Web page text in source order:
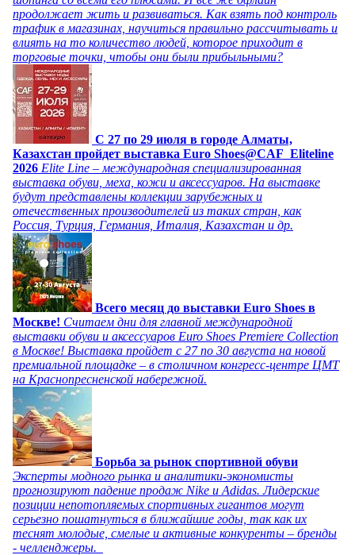
продолжает жить и развиваться. Как взять под контроль
трафик в магазинах, научиться правильно рассчитывать и
влиять на то количество людей, которое приходит в
торговые точки, чтобы они были прибыльными?
C 27 по 29 июля в городе Алматы,
Казахстан пройдет выставка Euro Shoes@CAF_Eliteline
2026 Elite Line – международная специализированная
выставка обуви, меха, кожи и аксессуаров. На выставке
будут представлены коллекции зарубежных и
отечественных производителей из таких стран, как
Россия, Турция, Германия, Италия, Казахстан и др.
Всего месяц до выставки Euro Shoes в
Москве! Считаем дни для главной международной
выставки обуви и аксессуаров Euro Shoes Premiere Collection
в Москве! Выставка пройдет с 27 по 30 августа на новой
премиальной площадке – в столичном конгресс-центре ЦМТ
на Краснопресненской набережной.
Борьба за рынок спортивной обуви
Эксперты модного рынка и аналитики-экономисты
прогнозируют падение продаж Nike и Adidas. Лидерские
позиции непотопляемых спортивных гигантов могут
серьезно пошатнуться в ближайшие годы, так как их
теснят молодые, смелые и активные конкуренты – бренды
- челленджеры.